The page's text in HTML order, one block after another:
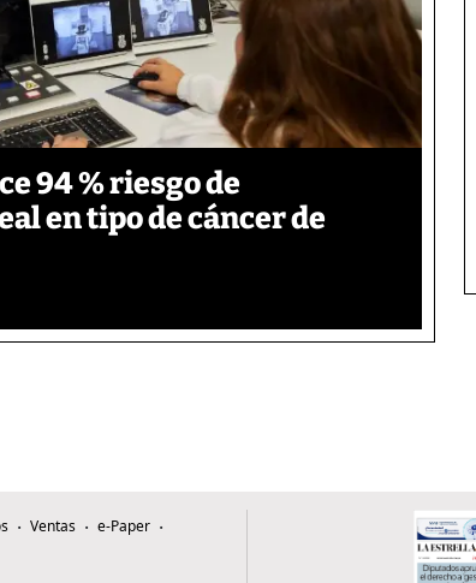
94 % riesgo de
en tipo de cáncer de
Ventas
e-Paper